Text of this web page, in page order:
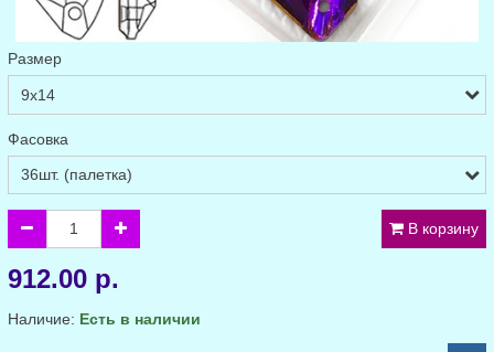
Размер
Фасовка
В корзину
912.00 р.
Наличие: Есть в наличии